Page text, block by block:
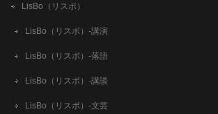
LisBo（リスボ）
LisBo（リスボ）-講演
LisBo（リスボ）-落語
LisBo（リスボ）-講談
LisBo（リスボ）-文芸